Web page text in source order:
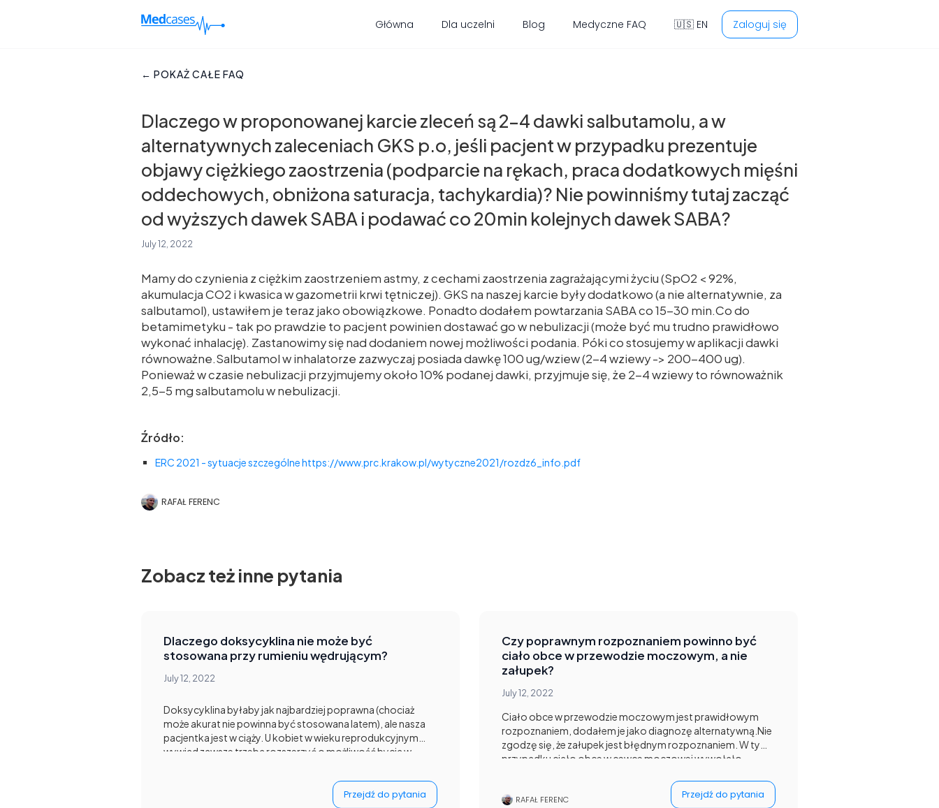
Główna Dla uczelni Blog Medyczne FAQ 🇺🇸 EN Zaloguj się
← POKAŻ CAŁE FAQ
Dlaczego w proponowanej karcie zleceń są 2-4 dawki salbutamolu, a w
alternatywnych zaleceniach GKS p.o, jeśli pacjent w przypadku prezentuje
objawy ciężkiego zaostrzenia (podparcie na rękach, praca dodatkowych mięśni
oddechowych, obniżona saturacja, tachykardia)? Nie powinniśmy tutaj zacząć
od wyższych dawek SABA i podawać co 20min kolejnych dawek SABA?
July 12, 2022
Mamy do czynienia z ciężkim zaostrzeniem astmy, z cechami zaostrzenia zagrażającymi życiu (SpO2 < 92%,
akumulacja CO2 i kwasica w gazometrii krwi tętniczej). GKS na naszej karcie były dodatkowo (a nie alternatywnie, za
salbutamol), ustawiłem je teraz jako obowiązkowe. Ponadto dodałem powtarzania SABA co 15-30 min.Co do
betamimetyku - tak po prawdzie to pacjent powinien dostawać go w nebulizacji (może być mu trudno prawidłowo
wykonać inhalację). Zastanowimy się nad dodaniem nowej możliwości podania. Póki co stosujemy w aplikacji dawki
równoważne.Salbutamol w inhalatorze zazwyczaj posiada dawkę 100 ug/wziew (2-4 wziewy -> 200-400 ug).
Ponieważ w czasie nebulizacji przyjmujemy około 10% podanej dawki, przyjmuje się, że 2-4 wziewy to równoważnik
2,5-5 mg salbutamolu w nebulizacji.
Źródło:
ERC 2021 - sytuacje szczególne https://www.prc.krakow.pl/wytyczne2021/rozdz6_info.pdf
RAFAŁ FERENC
Zobacz też inne pytania
Dlaczego doksycyklina nie może być
stosowana przy rumieniu wędrującym?
July 12, 2022
Doksycyklina byłaby jak najbardziej poprawna (chociaż
może akurat nie powinna być stosowana latem), ale nasza
pacjentka jest w ciąży. U kobiet w wieku reprodukcyjnym
wywiad zawsze trzeba rozszerzyć o możliwość bycia w
przypadku jest bezwzględnym przeciwwskazaniem.
Zamiennie możemy zastosować amoksycylinę lub
Przejdź do pytania
Czy poprawnym rozpoznaniem powinno być
ciało obce w przewodzie moczowym, a nie
załupek?
July 12, 2022
Ciało obce w przewodzie moczowym jest prawidłowym
rozpoznaniem, dodałem je jako diagnozę alternatywną.Nie
zgodzę się, że załupek jest błędnym rozpoznaniem. W tym
przypadku ciało obce w cewce moczowej wywołało
mamy dwa prawidłowe rozwiązania: załupek i ciało obce w
układzie moczowo-płciowym.
RAFAŁ FERENC Przejdź do pytania